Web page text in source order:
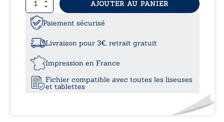
quantité
de
Déviation
AJOUTER AU PANIER
Paiement sécurisé
Livraison pour 3€, retrait gratuit
Impression en France
Fichier compatible avec toutes les liseuses
et tablettes